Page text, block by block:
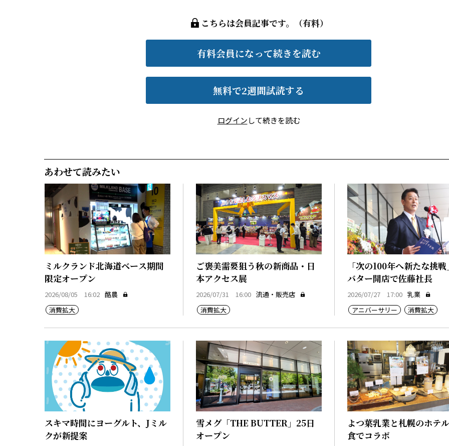
こちらは会員記事です。（有料）
有料会員になって続きを読む
無料で2週間試読する
ログインして続きを読む
あわせて読みたい
ミルクランド北海道ベース期間
限定オープン
2026/08/05 16:02 酪農
消費拡大
ご褒美需要狙う秋の新商品・日
本アクセス展
2026/07/31 16:00 流通・販売店
消費拡大
「次の100年へ新たな挑
バター開店で佐藤社長
2026/07/27 17:00 乳業
アニバーサリー
消費拡大
スキマ時間にヨーグルト、Jミル
クが新提案
雪メグ「THE BUTTER」25日
オープン
よつ葉乳業と札幌のホテ
食でコラボ